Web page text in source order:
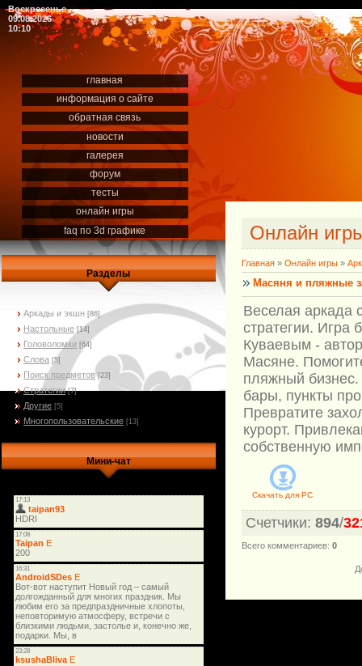
Воскресенье
09.08.2026
10:10
главная
информация о сайте
обратная связь
новости
галерея
форум
тесты
онлайн игры
faq по 3d графике
Разделы
Аркады и экшн [86]
Настольные [14]
Головоломки [64]
Слова [5]
Поиск предметов [23]
Стратегии [7]
Другие [5]
Многопользовательские [13]
Мини-чат
Онлайн
Главная » Онлайн игры »
Масяня и пляжные
Веселая аркада
стратегии. Игра
Куваевым -
Масяне.
пляжный
бары, пункты
Превратите
курорт.
собственную
Скачать для PC
Счетчики: 894/
Всего комментариев: 0